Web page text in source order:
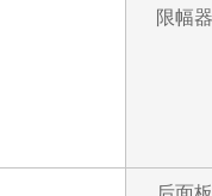
限幅器